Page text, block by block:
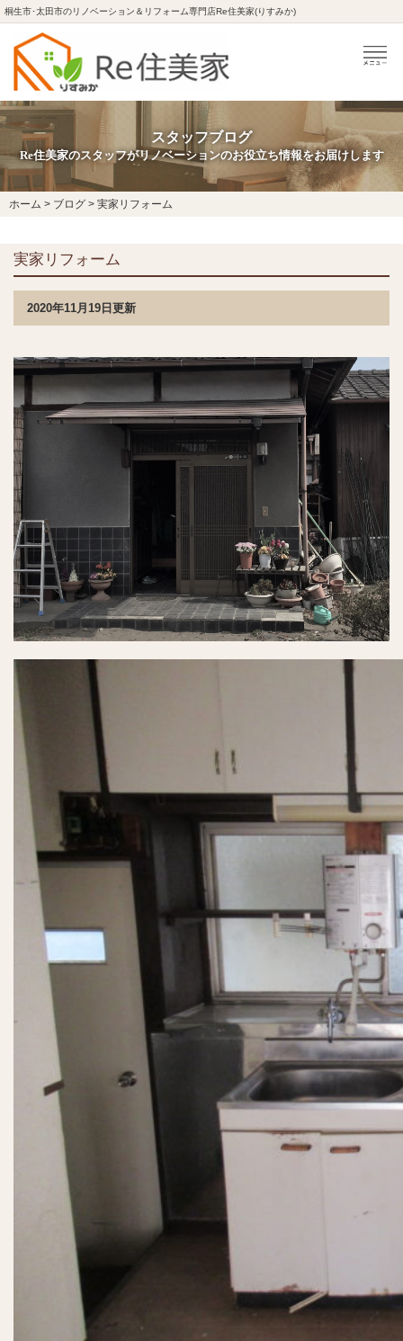
桐生市･太田市のリノベーション＆リフォーム専門店Re住美家(りすみか)
スタッフブログ
Re住美家のスタッフがリノベーションのお役立ち情報をお届けします
ホーム > ブログ > 実家リフォーム
実家リフォーム
2020年11月19日更新